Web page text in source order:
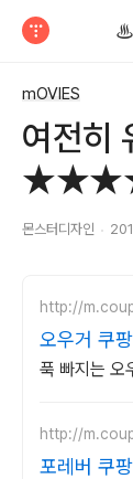
mOVIES
여전히
몬스터디자인
http://
오우거 쿠
푹 빠지는 오
http://
포레버 쿠